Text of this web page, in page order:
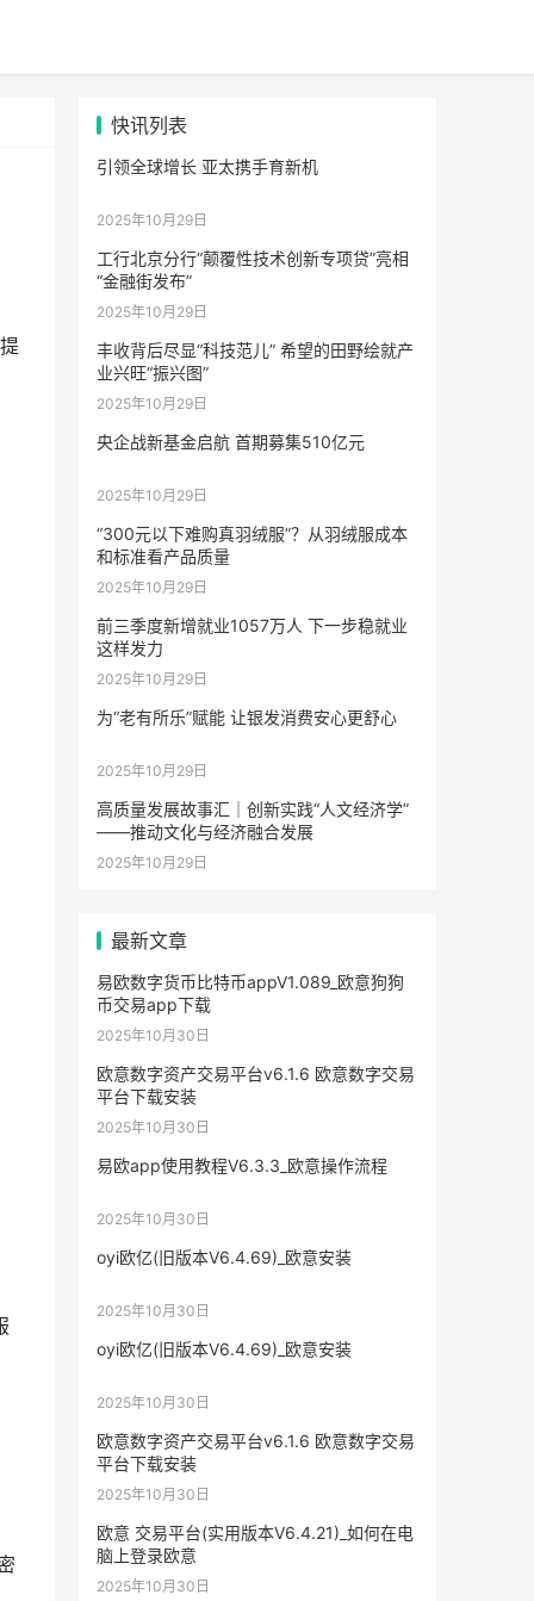
快讯列表
引领全球增长 亚太携手育新机
2025年10月29日
工行北京分行“颠覆性技术创新专项贷”亮相
“金融街发布”
2025年10月29日
丰收背后尽显“科技范儿” 希望的田野绘就产
业兴旺“振兴图”
2025年10月29日
央企战新基金启航 首期募集510亿元
2025年10月29日
“300元以下难购真羽绒服”？从羽绒服成本
和标准看产品质量
2025年10月29日
前三季度新增就业1057万人 下一步稳就业
这样发力
2025年10月29日
为“老有所乐”赋能 让银发消费安心更舒心
2025年10月29日
高质量发展故事汇｜创新实践“人文经济学”
——推动文化与经济融合发展
2025年10月29日
最新文章
易欧数字货币比特币appV1.089_欧意狗狗
币交易app下载
2025年10月30日
欧意数字资产交易平台v6.1.6 欧意数字交易
平台下载安装
2025年10月30日
易欧app使用教程V6.3.3_欧意操作流程
2025年10月30日
oyi欧亿(旧版本V6.4.69)_欧意安装
2025年10月30日
oyi欧亿(旧版本V6.4.69)_欧意安装
2025年10月30日
欧意数字资产交易平台v6.1.6 欧意数字交易
平台下载安装
2025年10月30日
欧意 交易平台(实用版本V6.4.21)_如何在电
脑上登录欧意
2025年10月30日